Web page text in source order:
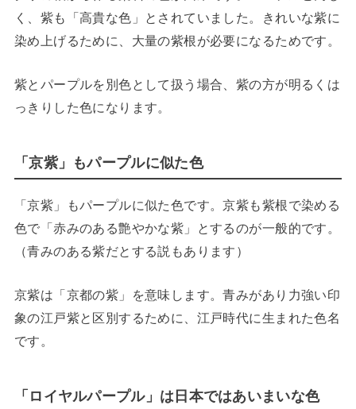
く、紫も「高貴な色」とされていました。きれいな紫に
染め上げるために、大量の紫根が必要になるためです。
紫とパープルを別色として扱う場合、紫の方が明るくは
っきりした色になります。
「京紫」もパープルに似た色
「京紫」もパープルに似た色です。京紫も紫根で染める
色で「赤みのある艶やかな紫」とするのが一般的です。
（青みのある紫だとする説もあります）
京紫は「京都の紫」を意味します。青みがあり力強い印
象の江戸紫と区別するために、江戸時代に生まれた色名
です。
「ロイヤルパープル」は日本ではあいまいな色